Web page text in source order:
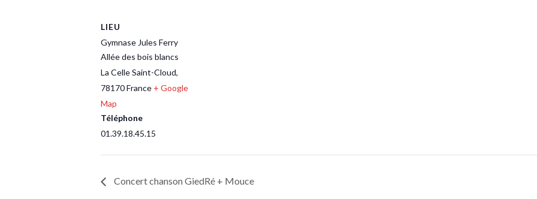
LIEU
Gymnase Jules Ferry
Allée des bois blancs
La Celle Saint-Cloud,
78170France + Google
Map
Téléphone
01.39.18.45.15
Concert chanson GiedRé + Mouce